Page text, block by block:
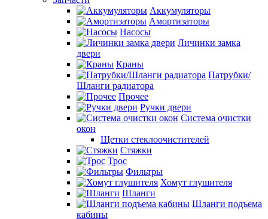
Аккумуляторы
Амортизаторы
Насосы
Личинки замка
двери
Краны
Патрубки/
Шланги радиатора
Прочее
Ручки двери
Система очистки
окон
Щетки стеклоочистителей
Стяжки
Трос
Фильтры
Хомут глушителя
Шланги
Шланги подъема
кабины